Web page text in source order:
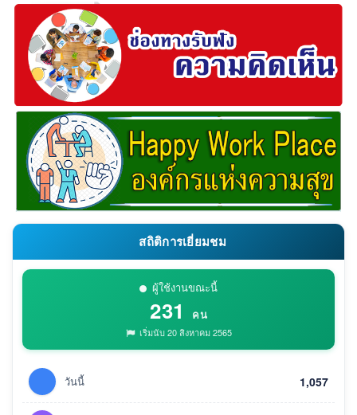
สถิติการเยี่ยมชม
ผู้ใช้งานขณะนี้
231 คน
เริ่มนับ 20 สิงหาคม 2565
วันนี้ 1,057